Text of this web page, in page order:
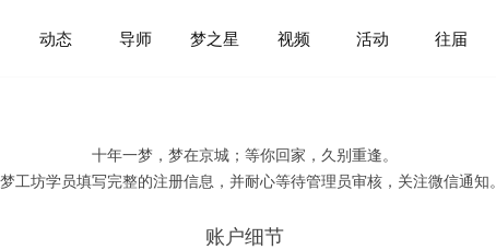
动态 导师 梦之星 视频 活动 往届
十年一梦，梦在京城；等你回家，久别重逢。
工坊学员填写完整的注册信息，并耐心等待管理员审核，关注微信通知。
账户细节